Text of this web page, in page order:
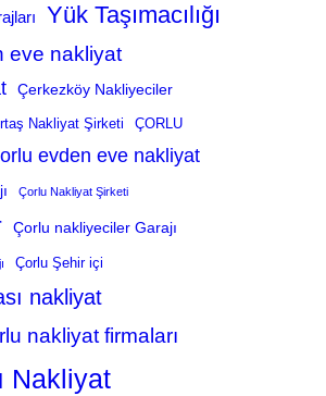
Yük Taşımacılığı
eve nakliyat
Çerkezköy Nakliyeciler
Nakliyat Şirketi ÇORLU
evden eve nakliyat
Çorlu Nakliyat Şirketi
Çorlu nakliyeciler Garajı
Çorlu Şehir içi
nakliyat
nakliyat firmaları
Nakliyat